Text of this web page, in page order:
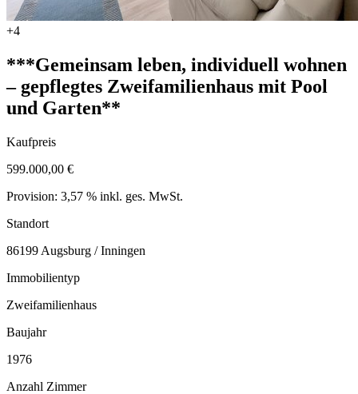
+4
***Gemeinsam leben, individuell wohnen
– gepflegtes Zweifamilienhaus mit Pool
und Garten**
Kaufpreis
599.000,00 €
Provision: 3,57 % inkl. ges. MwSt.
Standort
86199 Augsburg / Inningen
Immobilientyp
Zweifamilienhaus
Baujahr
1976
Anzahl Zimmer